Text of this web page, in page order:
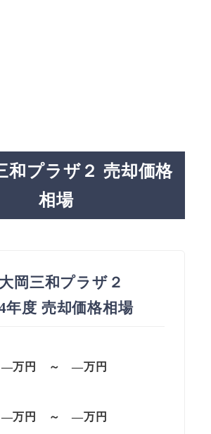
和プラザ２ 売却価格
相場
岡三和プラザ２
年度 売却価格相場
—万円 ～ —万円
万円 ～ —万円